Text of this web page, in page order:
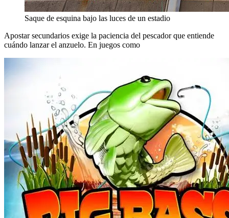
Saque de esquina bajo las luces de un estadio
Apostar secundarios exige la paciencia del pescador que entiende
cuándo lanzar el anzuelo. En juegos como